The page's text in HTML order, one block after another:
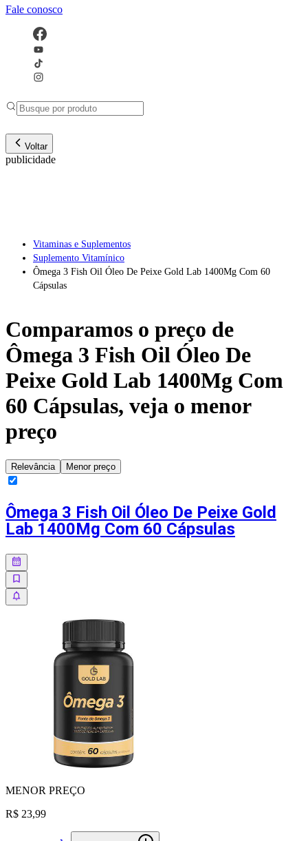
Fale conosco
Voltar
publicidade
Vitaminas e Suplementos
Suplemento Vitamínico
Ômega 3 Fish Oil Óleo De Peixe Gold Lab 1400Mg Com 60
Cápsulas
Comparamos o preço de
Ômega 3 Fish Oil Óleo De
Peixe Gold Lab 1400Mg Com
60 Cápsulas, veja o menor
preço
Relevância Menor preço
Ômega 3 Fish Oil Óleo De Peixe Gold
Lab 1400Mg Com 60 Cápsulas
MENOR PREÇO
R$ 23,99